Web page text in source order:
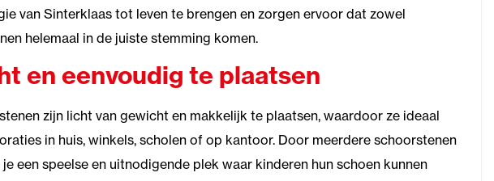
van Sinterklaas tot leven te brengen en zorgen ervoor dat zowel
helemaal in de juiste stemming komen.
en eenvoudig te plaatsen
zijn licht van gewicht en makkelijk te plaatsen, waardoor ze ideaal
in huis, winkels, scholen of op kantoor. Door meerdere schoorstenen
een speelse en uitnodigende plek waar kinderen hun schoen kunnen